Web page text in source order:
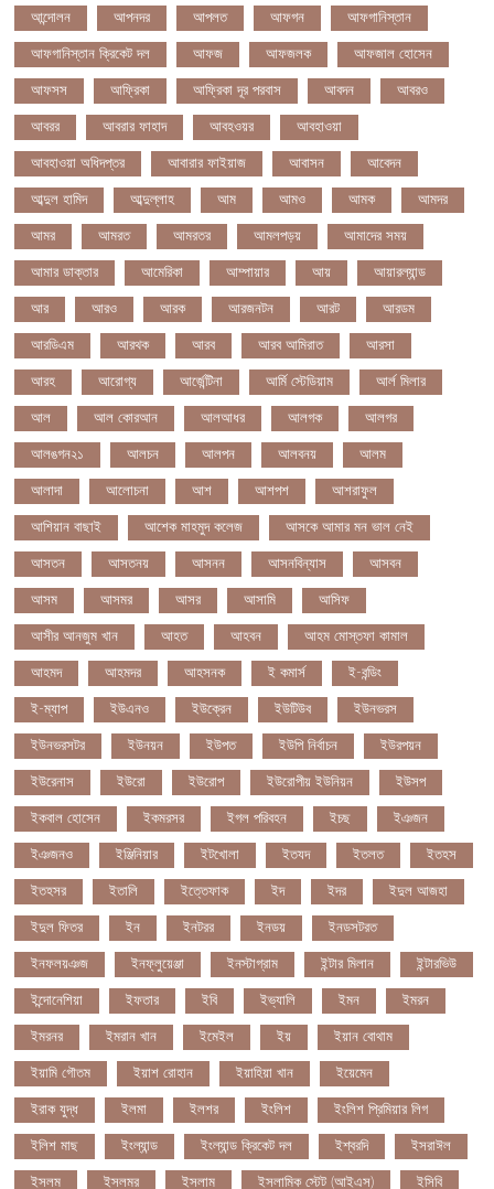
আন্দোলন আপনদর আপলত আফগন আফগানিস্তান
আফগানিস্তান ক্রিকেট দল আফজ আফজলক আফজাল হোসেন
আফসস আফ্রিকা আফ্রিকা দূর পরবাস আবদন আবরও
আবরর আবরার ফাহাদ আবহওয়র আবহাওয়া
আবহাওয়া অধিদপ্তর আবারার ফাইয়াজ আবাসন আবেদন
আব্দুল হামিদ আব্দুল্লাহ আম আমও আমক আমদর
আমর আমরত আমরতর আমলপড়য় আমাদের সময়
আমার ডাক্তার আমেরিকা আম্পায়ার আয় আয়ারল্যান্ড
আর আরও আরক আরজনটন আরট আরডম
আরডিএম আরথক আরব আরব আমিরাত আরসা
আরহ আরোগ্য আর্জেন্টিনা আর্মি স্টেডিয়াম আর্ল মিলার
আল আল কোরআন আলআধর আলগক আলগর
আলঙগন২১ আলচন আলপন আলবনয় আলম
আলাদা আলোচনা আশ আশপশ আশরাফুল
আশিয়ান বাছাই আশেক মাহমুদ কলেজ আসকে আমার মন ভাল নেই
আসতন আসতনয় আসনন আসনবিন্যাস আসবন
আসম আসমর আসর আসামি আসিফ
আসীর আনজুম খান আহত আহবন আহম মোস্তফা কামাল
আহমদ আহমদর আহসনক ই কমার্স ই-বন্ডিং
ই-ম্যাপ ইউএনও ইউক্রেন ইউটিউব ইউনভরস
ইউনভরসটর ইউনয়ন ইউপত ইউপি নির্বাচন ইউরপয়ন
ইউরেনাস ইউরো ইউরোপ ইউরোপীয় ইউনিয়ন ইউসপ
ইকবাল হোসেন ইকমরসর ইগল পরিবহন ইচছ ইঞজন
ইঞজনও ইঞ্জিনিয়ার ইটখোলা ইতযদ ইতলত ইতহস
ইতহসর ইতালি ইত্তেফাক ইদ ইদর ইদুল আজহা
ইদুল ফিতর ইন ইনটরর ইনডয় ইনডসটরত
ইনফলয়ঞজ ইনফ্লুয়েঞ্জা ইনস্টাগ্রাম ইন্টার মিলান ইন্টারভিউ
ইন্দোনেশিয়া ইফতার ইবি ইভ্যালি ইমন ইমরন
ইমরনর ইমরান খান ইমেইল ইয় ইয়ান বোথাম
ইয়ামি গৌতম ইয়াশ রোহান ইয়াহিয়া খান ইয়েমেন
ইরাক যুদ্ধ ইলমা ইলশর ইংলিশ ইংলিশ প্রিমিয়ার লিগ
ইলিশ মাছ ইংল্যান্ড ইংল্যান্ড ক্রিকেট দল ইশ্বরদি ইসরাঈল
ইসলম ইসলমর ইসলাম ইসলামিক স্টেট (আইএস) ইসিবি